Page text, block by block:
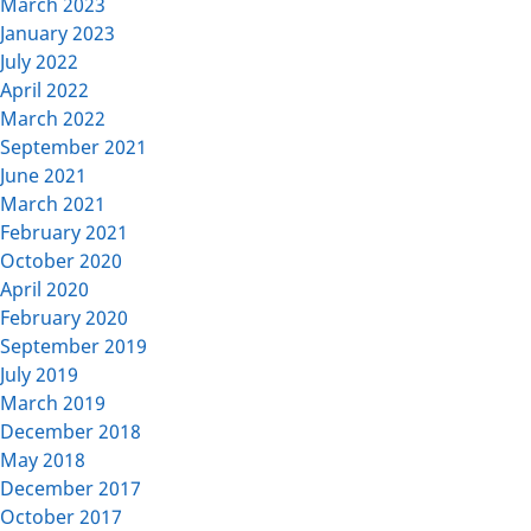
January 2023
July 2022
April 2022
March 2022
September 2021
June 2021
March 2021
February 2021
October 2020
April 2020
February 2020
September 2019
July 2019
March 2019
December 2018
May 2018
December 2017
October 2017